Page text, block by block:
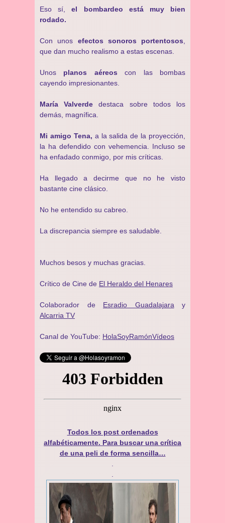
Eso sí,el bombardeo está muy bien
rodado.
Con unos efectos sonoros portentosos
que dan mucho realismo a estas escenas.
Unos planos aéreos con las bombas
cayendo impresionantes.
María Valverde destaca sobre todos los
demás, magnífica.
Mi amigo Tena, a la salida de la proyección,
la ha defendido con vehemencia. Incluso se
ha enfadado conmigo, por mis críticas.
Ha llegado a decirme que no he visto
bastante cine clásico.
No he entendido su cabreo.
La discrepancia siempre es saludable.
Muchos besos y muchas gracias.
Crítico de Cine de El Heraldo del Henares
Colaborador de Esradio Guadalajara y
Alcarria TV
Canal de YouTube: HolaSoyRamónVídeos
Todos los post ordenados
alfabéticamente. Para buscar una crítica
de una peli de forma sencilla…